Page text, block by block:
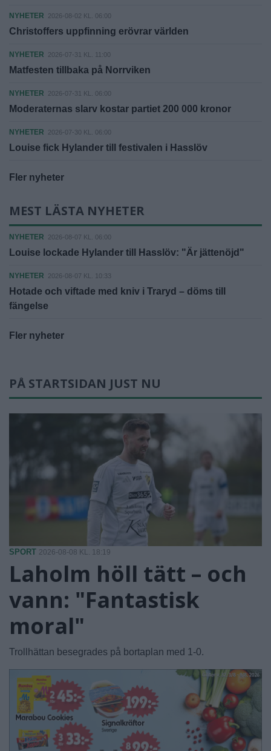
NYHETER 2026-08-02 KL. 06:00
Christoffers uppfinning erövrar världen
NYHETER 2026-07-31 KL. 11:00
Matfesten tillbaka på Norrviken
NYHETER 2026-07-31 KL. 06:00
Moderaternas slarv kostar partiet 200 000 kronor
NYHETER 2026-07-30 KL. 06:00
Louise fick Hylander till festivalen i Hasslöv
Fler nyheter
MEST LÄSTA NYHETER
NYHETER 2026-08-07 KL. 06:00
Louise lockade Hylander till Hasslöv: "Är jättenöjd"
NYHETER 2026-08-07 KL. 10:33
Hotade och viftade med kniv i Traryd – döms till
fängelse
Fler nyheter
PÅ STARTSIDAN JUST NU
SPORT 2026-08-08 KL. 18:19
Laholm höll tätt – och
vann: "Fantastisk
moral"
Trollhättan besegrades på bortaplan med 1-0.